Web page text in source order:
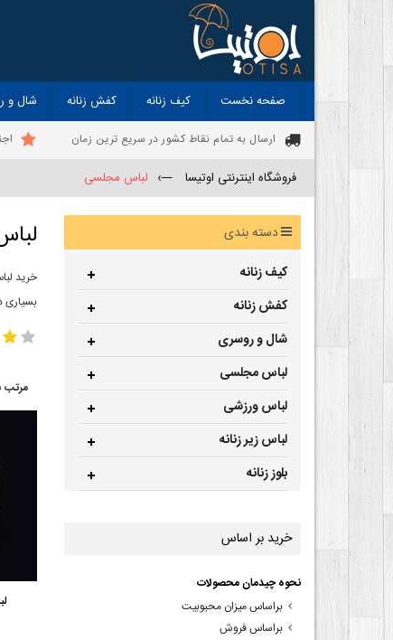
صفحه نخست کیف زنانه کفش زنانه شال و
ارسال به تمام نقاط کشور در سریع ترین زمان
فروشگاه اینترنتی اوتیسا —› لباس مجلسی
خرید
بسیاری
مرتب
دسته بندی
کیف زنانه
کفش زنانه
شال و روسری
لباس مجلسی
لباس ورزشی
لباس زیر زنانه
بلوز زنانه
خرید بر اساس
نحوه چیدمان محصولات
براساس میزان محبوبیت
براساس فروش